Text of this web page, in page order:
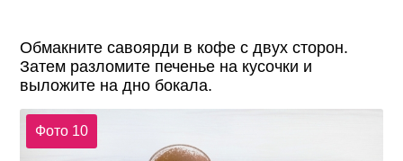
Обмакните савоярди в кофе с двух сторон.
Затем разломите печенье на кусочки и
выложите на дно бокала.
Фото 10